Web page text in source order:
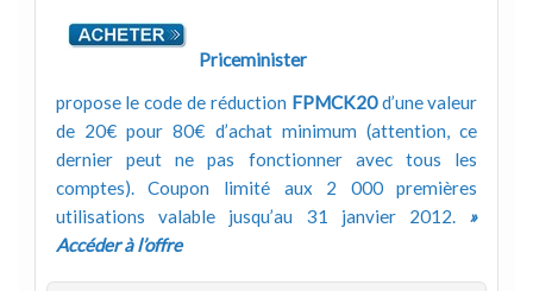
Priceminister
propose le code de réduction FPMCK20d’une valeur
de 20€ pour 80€ d’achat minimum (attention, ce
dernier peut ne pas fonctionner avec tous les
comptes). Coupon limité aux 2 000 premières
utilisations valable jusqu’au 31 janvier 2012. »
Accéder à l’offre